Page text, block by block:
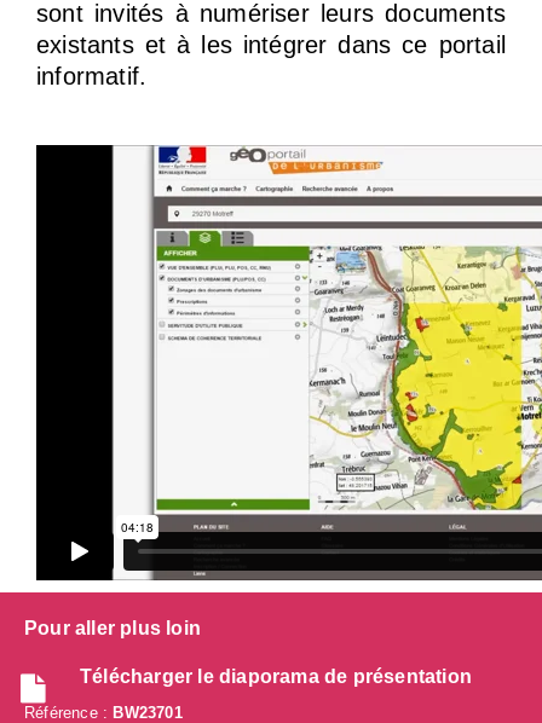
sont invités à numériser leurs documents
existants et à les intégrer dans ce portail
informatif.
Pour aller plus loin
Télécharger le diaporama de présentation
Référence :BW23701